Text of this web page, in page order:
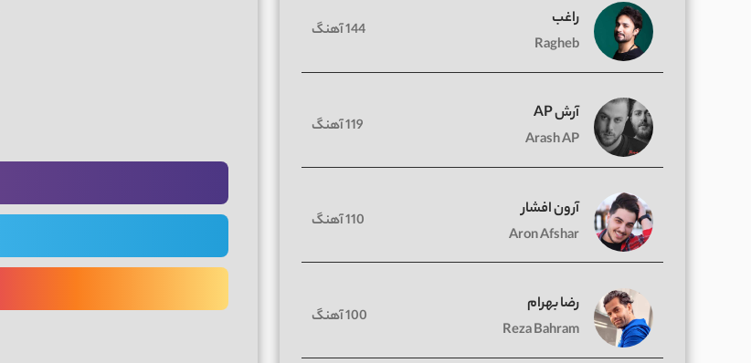
راغب
Ragheb
144 آهنگ
آرش AP
Arash AP
119 آهنگ
آرون افشار
Aron Afshar
110 آهنگ
رضا بهرام
Reza Bahram
100 آهنگ